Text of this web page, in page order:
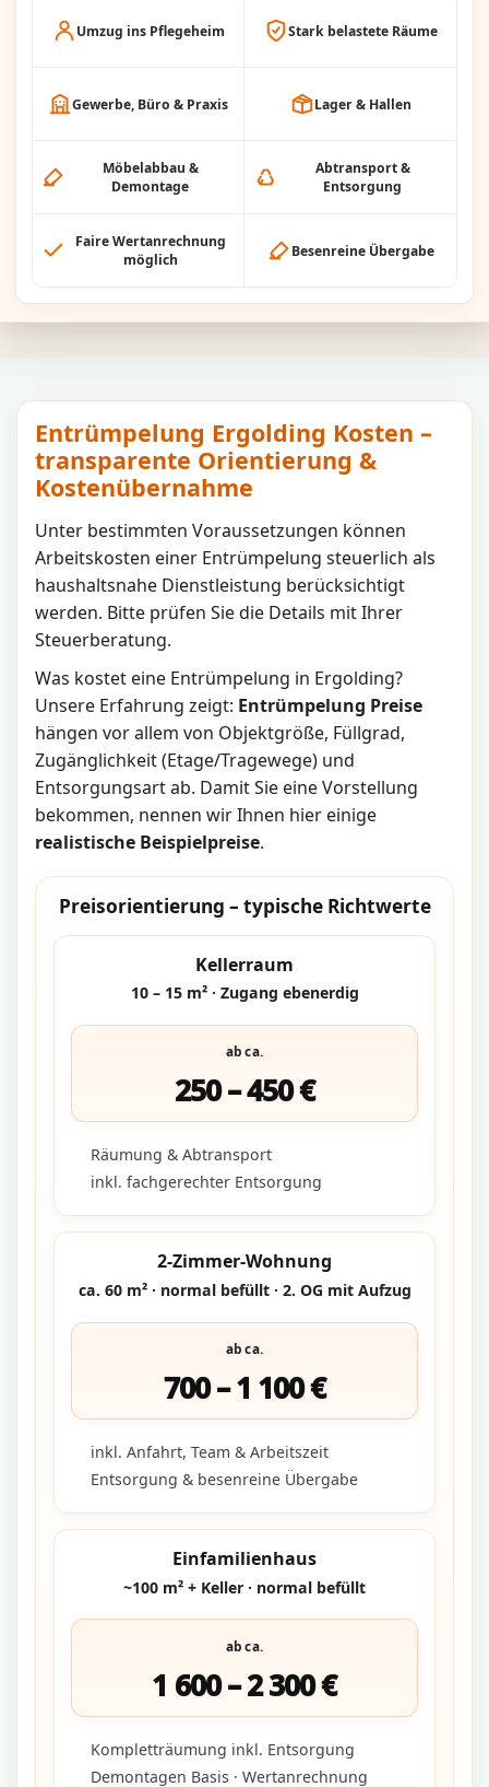
Umzug ins Pflegeheim Stark belastete Räume
Gewerbe, Büro & Praxis Lager & Hallen
Möbelabbau &
Demontage
Abtransport &
Entsorgung
Faire Wertanrechnung
möglich
Besenreine Übergabe
Entrümpelung Ergolding Kosten –
transparente Orientierung &
Kostenübernahme
Unter bestimmten Voraussetzungen können
Arbeitskosten einer Entrümpelung steuerlich als
haushaltsnahe Dienstleistung berücksichtigt
werden. Bitte prüfen Sie die Details mit Ihrer
Steuerberatung.
Was kostet eine Entrümpelung in Ergolding?
Unsere Erfahrung zeigt: Entrümpelung Preise
hängen vor allem von Objektgröße, Füllgrad,
Zugänglichkeit (Etage/Tragewege) und
Entsorgungsart ab. Damit Sie eine Vorstellung
bekommen, nennen wir Ihnen hier einige
realistische Beispielpreise.
Preisorientierung – typische Richtwerte
Kellerraum
10 – 15 m² · Zugang ebenerdig
ab ca.
250 – 450 €
Räumung & Abtransport
inkl. fachgerechter Entsorgung
2-Zimmer-Wohnung
ca. 60 m² · normal befüllt · 2. OG mit Aufzug
ab ca.
700 – 1 100 €
inkl. Anfahrt, Team & Arbeitszeit
Entsorgung & besenreine Übergabe
Einfamilienhaus
~100 m² + Keller · normal befüllt
ab ca.
1 600 – 2 300 €
Kompletträumung inkl. Entsorgung
Demontagen Basis · Wertanrechnung